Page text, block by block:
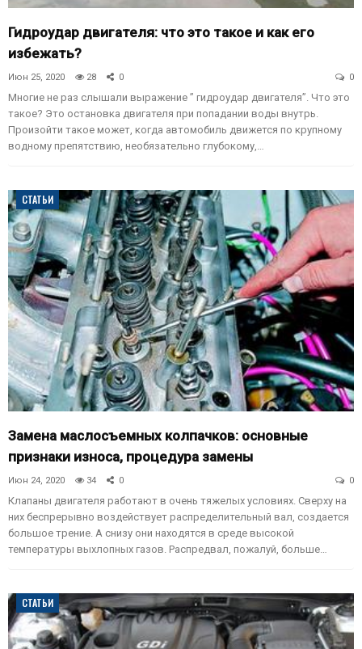
Гидроудар двигателя: что это такое и как его
избежать?
Июн 25, 2020 28 0 0
Многие не раз слышали выражение ” гидроудар двигателя”. Что это
такое? Это остановка двигателя при попадании воды внутрь.
Произойти такое может, когда автомобиль движется по крупному
водному препятствию, необязательно глубокому,…
СТАТЬИ
Замена маслосъемных колпачков: основные
признаки износа, процедура замены
Июн 24, 2020 34 0 0
Клапаны двигателя работают в очень тяжелых условиях. Сверху на
них беспрерывно воздействует распределительный вал, создается
большое трение. А снизу они находятся в среде высокой
температуры выхлопных газов. Распредвал, пожалуй, больше…
СТАТЬИ